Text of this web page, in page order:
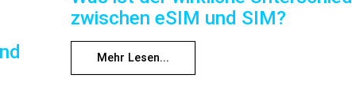
zwischen eSIM und SIM?
Mehr Lesen...